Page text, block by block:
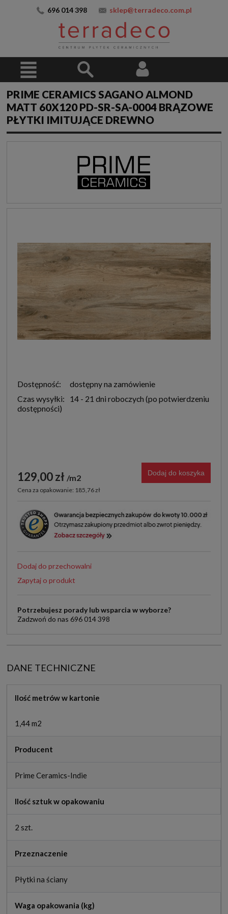
696 014 398 sklep@terradeco.com.pl
PRIME CERAMICS SAGANO ALMOND
MATT 60X120 PD-SR-SA-0004 BRĄZOWE
PŁYTKI IMITUJĄCE DREWNO
Dostępność:
dostępny na zamówienie
Czas wysyłki:
14 - 21 dni roboczych
129,00 zł m2
Cena za opakowanie: 185,76 zł
Dodaj do koszyka
Dodaj do przechowalni
Zapytaj o produkt
Potrzebujesz porady lub wsparcia w wyborze?
Zadzwoń do nas 696 014 398
DANE TECHNICZNE
Ilość metrów w kartonie
1,44 m2
Producent
Prime Ceramics-Indie
Ilość sztuk w opakowaniu
2 szt.
Przeznaczenie
Płytki na ściany
Waga opakowania (kg)